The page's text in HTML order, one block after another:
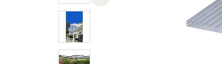
Previous slide